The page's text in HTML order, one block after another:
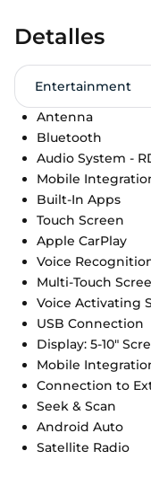
Detalles
Entertainment
Antenna
Bluetooth
Audio System -
Mobile
Built-In Apps
Touch Screen
Apple CarPlay
Voice
Multi-Touch
Voice Activating
USB Connection
Display: 5-10"
Mobile
Connection to
Seek & Scan
Android Auto
Satellite Radio